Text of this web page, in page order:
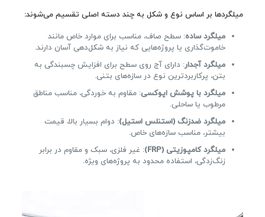
میلگردها بر اساس نوع و شکل به چند دسته اصلی تقسیم می‌شوند:
میلگرد ساده: سطح صاف، مناسب برای موارد خاص مانند
خاموت‌گذاری یا پروژه‌هایی که نیاز به شکل‌دهی آسان دارند.
میلگرد آجدار: دارای آج روی سطح برای افزایش چسبندگی به
بتن، پرکاربردترین نوع در سازه‌های بتنی.
میلگرد با پوشش اپوکسی: مقاوم به خوردگی، مناسب مناطق
مرطوب یا ساحلی.
میلگرد ضدزنگ (استنلس استیل): دوام بسیار بالا، قیمت
بیشتر، مناسب سازه‌های خاص.
میلگرد کامپوزیتی (FRP)
: غیر فلزی، سبک و مقاوم در برابر
زنگ‌زدگی، استفاده محدود به پروژه‌های ویژه.